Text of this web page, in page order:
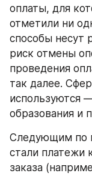
оплаты, для
отметили ни
способы несут
риск отмены
проведения
так далее.
используются
образования и
Следующим по
стали платежи
заказа